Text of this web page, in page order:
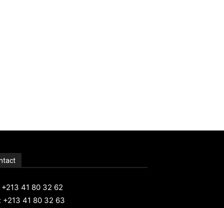
41 80 32 62
+213 41 80 32 63